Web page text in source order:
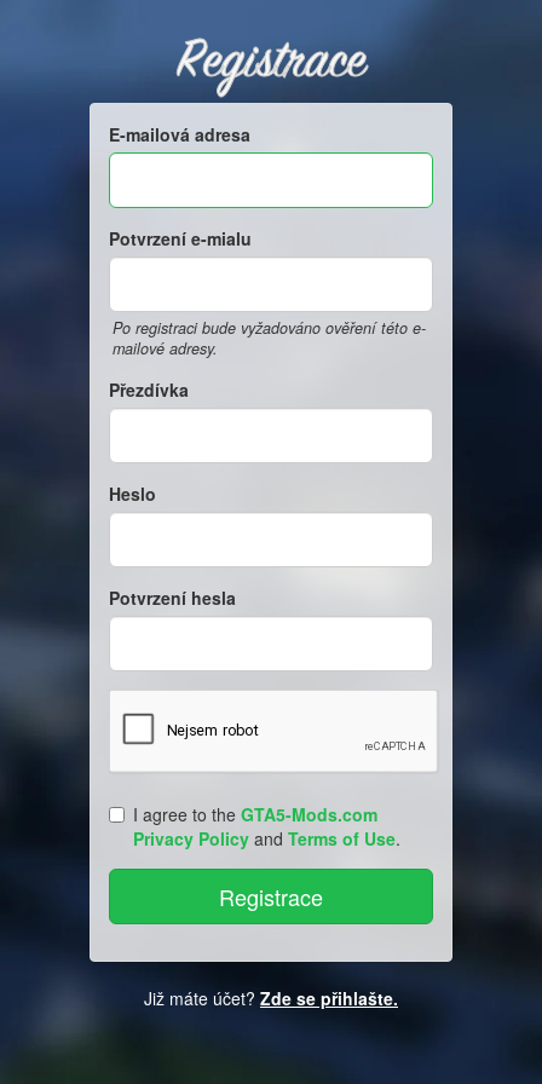
Registrace
E-mailová adresa
Potvrzení e-mialu
Po registraci bude vyžadováno ověření této e-
mailové adresy.
Přezdívka
Heslo
Potvrzení hesla
I agree to the GTA5-Mods.com
Privacy Policy and Terms of Use.
Již máte účet? Zde se přihlašte.